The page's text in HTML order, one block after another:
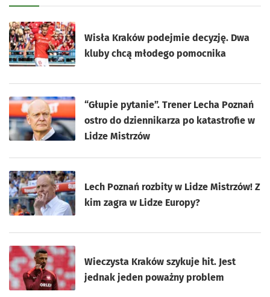
Wisła Kraków podejmie decyzję. Dwa
kluby chcą młodego pomocnika
“Głupie pytanie”. Trener Lecha Poznań
ostro do dziennikarza po katastrofie w
Lidze Mistrzów
Lech Poznań rozbity w Lidze Mistrzów! Z
kim zagra w Lidze Europy?
Wieczysta Kraków szykuje hit. Jest
jednak jeden poważny problem